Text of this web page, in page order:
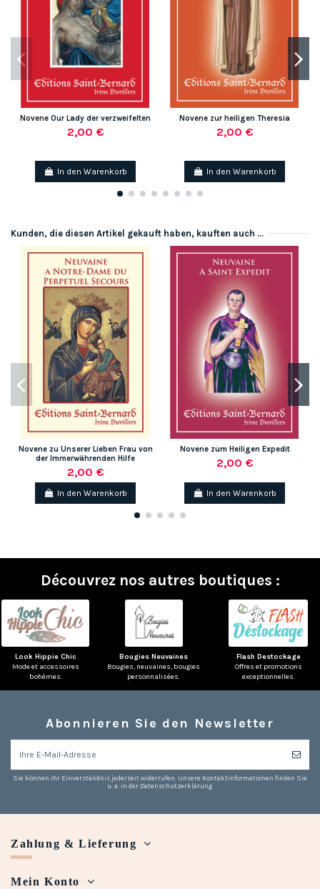
Novene Our Lady der verzweifelten
2,00 €
In den Warenkorb
Novene zur heiligen Theresia
2,00 €
In den Warenkorb
Kunden, die diesen Artikel gekauft haben, kauften auch ...
Novene zu Unserer Lieben Frau von
der Immerwährenden Hilfe
2,00 €
In den Warenkorb
Novene zum Heiligen Expedit
2,00 €
In den Warenkorb
Découvrez nos autres boutiques :
Look Hippie Chic
Mode et accessoires
bohèmes.
Bougies Neuvaines
Bougies, neuvaines, bougies
personnalisées.
Flash Destockage
Offres et promotions
exceptionnelles.
Abonnieren Sie den Newsletter
Sie können Ihr Einverständnis jederzeit widerrufen. Unsere Kontaktinformationen finden Sie
u. a. in der Datenschutzerklärung.
Zahlung & Lieferung
Mein Konto